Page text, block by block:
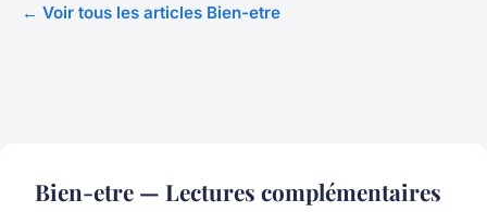
← Voir tous les articles Bien-etre
Bien-etre — Lectures complémentaires